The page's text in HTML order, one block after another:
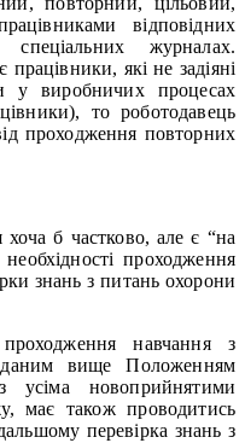
відповідних
спеціальних журналах.
які не задіяні
у виробничих процесах
то роботодавець
проходження повторних
б частково, але є “на
проходження
знань з питань охорони
проходження навчання з
вище Положенням
новоприйнятими
має також проводитись
перевірка знань з